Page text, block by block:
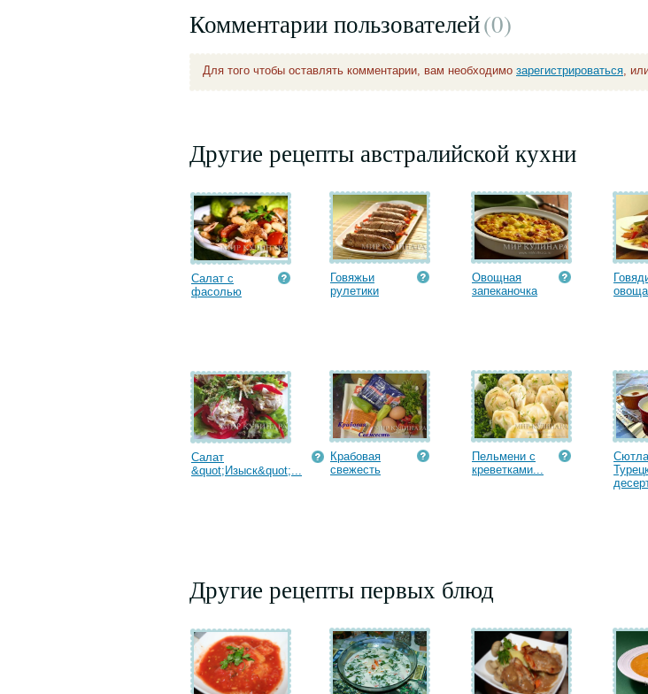
Комментарии пользователей(0)
Для того чтобы оставлять комментарии, вам необходимо зарегистрироваться,
Другие рецепты австралийской кухни
Салат с
фасолью
Говяжьи
рулетики
Овощная
запеканочка
Салат
&quot;Изыск&quot;...
Крабовая
cвежесть
Пельмени с
креветками...
Другие рецепты первых блюд